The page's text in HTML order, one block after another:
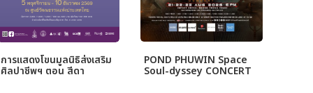
การแสดงโขนมูลนิธิส่งเสริม
ศิลปาชีพฯ ตอน สีดา
POND PHUWIN Space
Soul-dyssey CONCERT